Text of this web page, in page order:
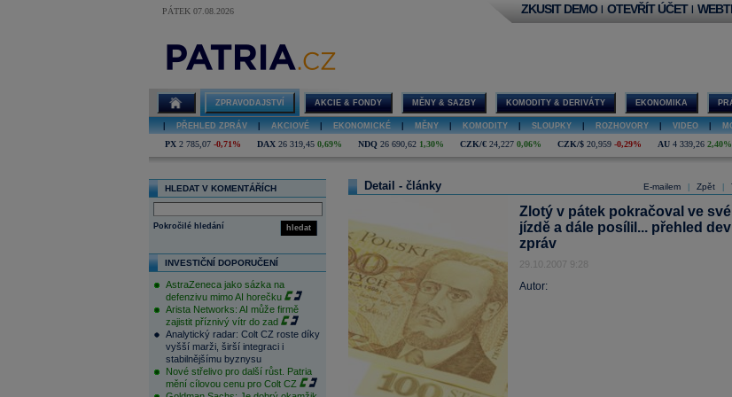
PÁTEK 07.08.2026 ZKUSIT DEMO | OTEVŘÍT ÚČET |
ZPRAVODAJSTVÍ AKCIE & FONDY MĚNY & SAZBY KOMODITY & DERIVÁTY EKONOMIKA
PŘEHLED ZPRÁV AKCIOVÉ EKONOMICKÉ MĚNY KOMODITY SLOUPKY ROZHOVORY VIDEO
PX 2 785,07 -0,71% DAX 26 319,45 0,69% NDQ 26 690,62 1,30% CZK/€ 24,227 0,06% CZK/$ 20,959 -0,29% AU 4 339,26 2,40%
HLEDAT V KOMENTÁŘÍCH
hledat
Pokročilé hledání
INVESTIČNÍ DOPORUČENÍ
AstraZeneca jako sázka na
defenzivu mimo AI horečku
Arista Networks: AI může firmě
zajistit příznivý vítr do zad
Analytický radar: Colt CZ roste díky
vyšší marži, širší integraci i
stabilnějšímu byznysu
Nové střelivo pro další růst. Patria
mění cílovou cenu pro Colt CZ
E-mailem Zpět
Detail - články
Zlotý v pátek pokračoval ve
jízdě a dále posílil... přehled
zpráv
29.10.2007 9:28
Autor: